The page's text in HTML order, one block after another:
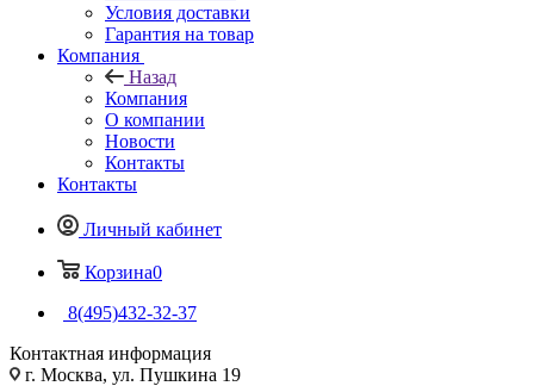
Условия доставки
Гарантия на товар
Компания
Назад
Компания
О компании
Новости
Контакты
Контакты
Личный кабинет
Корзина0
8(495)432-32-37
Контактная информация
г. Москва, ул. Пушкина 19